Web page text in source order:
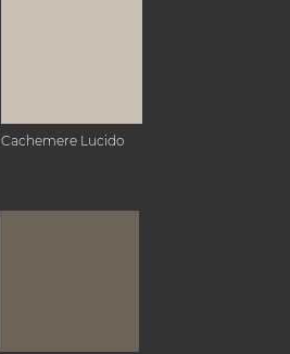
Cachemere Lucido